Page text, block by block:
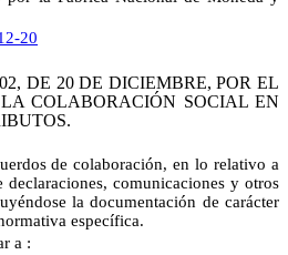
20
DE 20 DE DICIEMBRE, POR EL
COLABORACIÓN SOCIAL EN
de colaboración, en lo relativo a
declaraciones, comunicaciones y otros
la documentación de carácter
específica.
a :